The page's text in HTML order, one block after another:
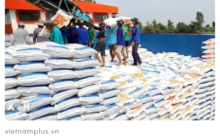
Năm 2019, tiếp tục nâng cao hiệu quả các
hoạt động đối ngoại
11/03/2019 14:24
Chiều 11/3, cuộc họp giữa Bộ Ngoại giao, Ban Đối ngoại
Trung ương và Ủy ban Đối ngoại Quốc hội đã diễn ra
tại Hà Nội để trao đổi về công tác đối ngoại của Đảng,
Nhà nước và Quốc hội.
vietnamplus.vn